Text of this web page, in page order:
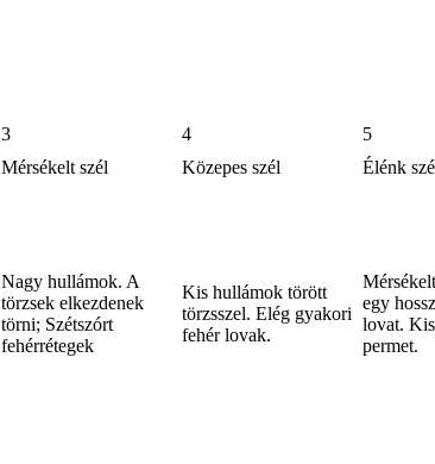
3 4 5
Mérsékelt szél Közepes szél Élénk
Nagy hullámok. A
törzsek elkezdenek
törni; Szétszórt
fehérrétegek
Kis hullámok törött
törzsszel. Elég gyakori
fehér lovak.
egy
lovat.
permet.